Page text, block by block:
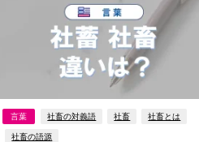
言葉 社畜の対義語 社畜 社畜とは
社畜の語源